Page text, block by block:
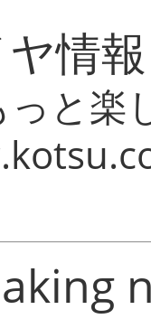
情
と楽